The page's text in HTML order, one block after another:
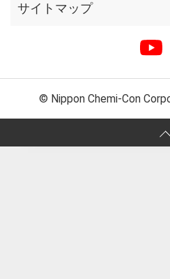
サイトマップ
© Nippon Chemi-Con